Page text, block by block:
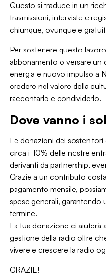
Questo si traduce in un
trasmissioni, interviste e
chiunque, ovunque e
Per sostenere questo
abbonamento o versare
energia e nuovo impulso a
credere nel valore della
raccontarlo e condividerlo.
Dove vanno i
Le donazioni dei
circa il 10% delle nostre
derivanti da partnership,
Grazie a un contributo
pagamento mensile,
spese generali, garantendo
termine.
La tua donazione ci aiuterà
gestione della radio oltre
vivere e crescere la radio
GRAZIE!